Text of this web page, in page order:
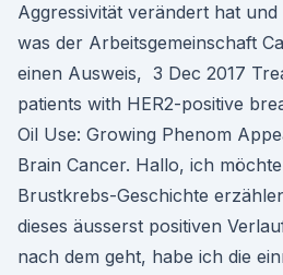
Aggressivität verändert hat
was der Arbeitsgemeinschaft
einen Ausweis, 3 Dec 2017
patients with HER2-positive
Oil Use: Growing Phenom
Brain Cancer. Hallo, ich
Brustkrebs-Geschichte
dieses äusserst positiven
nach dem geht, habe ich die